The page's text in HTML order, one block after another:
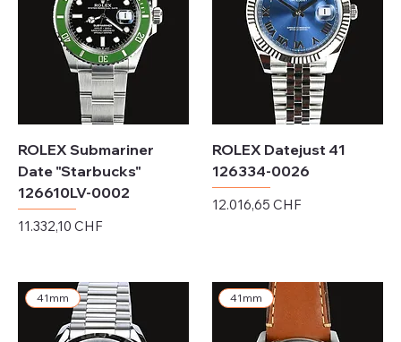
ROLEX Submariner
Date "Starbucks"
126610LV-0002
Preis
11.332,10 CHF
ROLEX Datejust 41
126334-0026
Preis
12.016,65 CHF
41mm 41mm